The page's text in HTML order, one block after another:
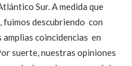
Sur. A medida que
fuimos descubriendo con
coincidencias en
suerte, nuestras opiniones